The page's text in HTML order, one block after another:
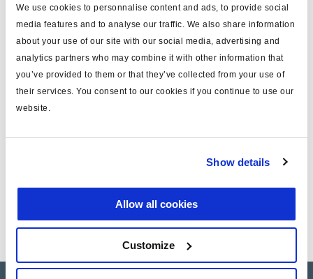
We use cookies to personnalise content and ads, to provide social
media features and to analyse our traffic. We also share information
about your use of our site with our social media, advertising and
analytics partners who may combine it with other information that
you’ve provided to them or that they’ve collected from your use of
their services. You consent to our cookies if you continue to use our
website.
Show details
Allow all cookies
Customize
Especificaciones técnicas
tipo manguito
para actuador tipo tracción
para versión 344008.../ 344019...
Vea todas las publicaciones relacionadas en nuestra
Biblioteca bibliográfica de productos.